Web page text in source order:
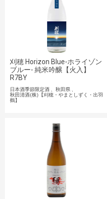
刈穂 Horizon Blue-ホライゾン
ブルー- 純米吟醸【火入】
R7BY
日本酒季節限定酒
秋田県
秋田清酒(株)【刈穂・やまとしずく・出羽
鶴】